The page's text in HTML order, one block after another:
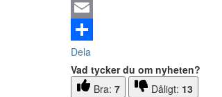
Email
Dela
Vad tycker du om nyheten?
Bra: 7 Dåligt: 13